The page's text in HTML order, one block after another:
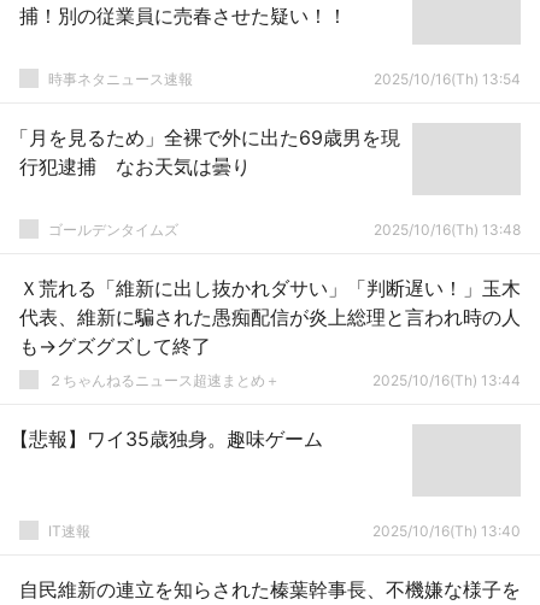
捕！別の従業員に売春させた疑い！！
時事ネタニュース速報 2025/10/16(Th) 13:54
「月を見るため」全裸で外に出た69歳男を現
行犯逮捕 なお天気は曇り
ゴールデンタイムズ 2025/10/16(Th) 13:48
Ｘ荒れる「維新に出し抜かれダサい」「判断遅い！」玉木
代表、維新に騙された愚痴配信が炎上総理と言われ時の人
も→グズグズして終了
２ちゃんねるニュース超速まとめ＋ 2025/10/16(Th) 13:44
【悲報】ワイ35歳独身。趣味ゲーム
IT速報 2025/10/16(Th) 13:40
自民維新の連立を知らされた榛葉幹事長、不機嫌な様子を